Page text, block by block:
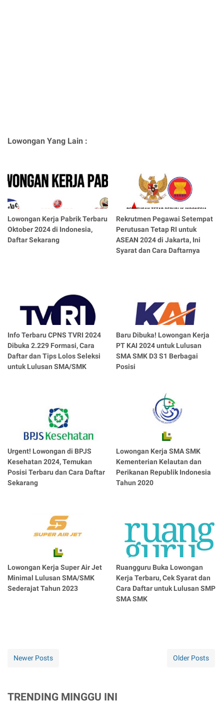
Lowongan Yang Lain :
Lowongan Kerja Pabrik Terbaru
Oktober 2024 di Indonesia,
Daftar Sekarang
Rekrutmen Pegawai Setempat
Perutusan Tetap RI untuk
ASEAN 2024 di Jakarta, Ini
Syarat dan Cara Daftarnya
Info Terbaru CPNS TVRI 2024
Dibuka 2.229 Formasi, Cara
Daftar dan Tips Lolos Seleksi
untuk Lulusan SMA/SMK
Baru Dibuka! Lowongan Kerja
PT KAI 2024 untuk Lulusan
SMA SMK D3 S1 Berbagai
Posisi
Urgent! Lowongan di BPJS
Kesehatan 2024, Temukan
Posisi Terbaru dan Cara Daftar
Sekarang
Lowongan Kerja SMA SMK
Kementerian Kelautan dan
Perikanan Republik Indonesia
Tahun 2020
Lowongan Kerja Super Air Jet
Minimal Lulusan SMA/SMK
Sederajat Tahun 2023
Ruangguru Buka Lowongan
Kerja Terbaru, Cek Syarat dan
Cara Daftar untuk Lulusan SMP
SMA SMK
Newer Posts Older Posts
TRENDING MINGGU INI